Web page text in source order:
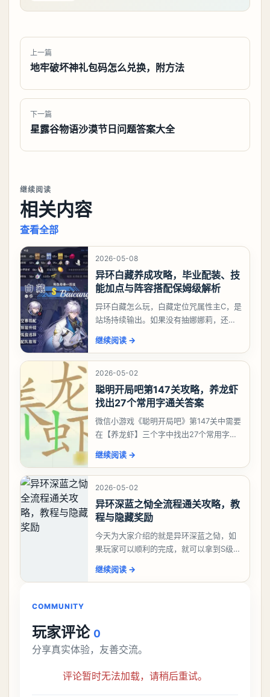
上一篇
地牢破坏神礼包码怎么兑换，附方法
下一篇
星露谷物语沙漠节日问题答案大全
继续阅读
相关内容
查看全部
2026-05-08
异环白藏养成攻略，毕业配装、技
能加点与阵容搭配保姆级解析
异环白藏怎么玩，白藏定位咒属性主C，是
站场持续输出。如果没有抽娜娜莉，还没
有娜娜莉缺另外一个二队C想打深渊也可以
考虑养个白藏
继续阅读 →
2026-05-02
聪明开局吧第147关攻略，养龙虾
找出27个常用字通关答案
微信小游戏《聪明开局吧》第147关中需要
在【养龙虾】三个字中找出27个常用字，
大、夫、夰、巾、中、虫、下、虾、卜、
囗、吓、卟、
继续阅读 →
2026-05-02
异环深蓝之恸全流程通关攻略，教
程与隐藏奖励
今天为大家介绍的就是异环深蓝之恸，如
果玩家可以顺利的完成，就可以拿到S级弧
比较高的，对于那些新手玩家并不建议直
继续阅读 →
COMMUNITY
玩家评论 0
分享真实体验，友善交流。
评论暂时无法加载，请稍后重试。